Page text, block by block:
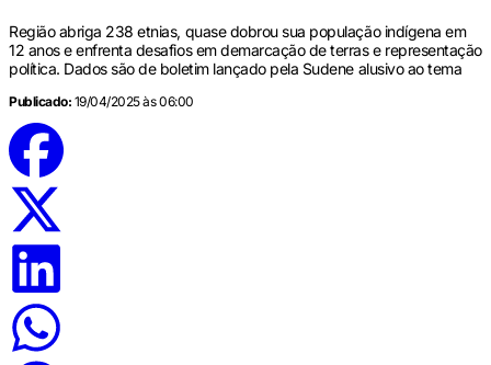
Região abriga 238 etnias, quase dobrou sua população indígena em
12 anos e enfrenta desafios em demarcação de terras e representação
política. Dados são de boletim lançado pela Sudene alusivo ao tema
Publicado: 19/04/2025 às 06:00